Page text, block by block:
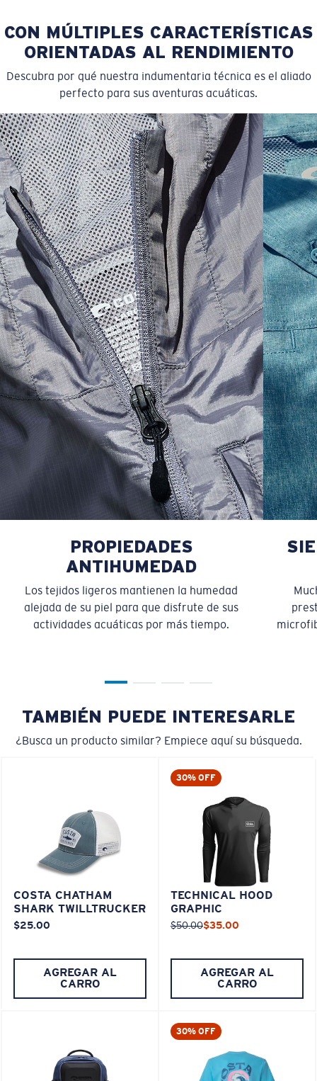
SIZES 1. CHEST 2. BODY LENGTH 3. SLEEVE LENGTH
S 19" 27” 7 ¾”
M 21" 28" 8 ¼”
L 23” 29” 8 ¾”
XL 25” 30” 9 ¼”
XXL 27” 31” 9 ¾”
CON MÚLTIPLES CARACTERÍSTICAS
ORIENTADAS AL RENDIMIENTO
Descubra por qué nuestra indumentaria técnica es el aliado
perfecto para sus aventuras acuáticas.
PROPIEDADES
ANTIHUMEDAD
Los tejidos ligeros mantienen la humedad
alejada de su piel para que disfrute de sus
actividades acuáticas por más tiempo.
TAMBIÉN PUEDE INTERESARLE
¿Busca un producto similar? Empiece aquí su búsqueda.
COSTA CHATHAM
SHARK TWILLTRUCKER
$25.00
AGREGAR AL
CARRO
30% OFF
TECHNICAL HOOD
GRAPHIC
$50.00$35.00
AGREGAR AL
CARRO
30% OFF